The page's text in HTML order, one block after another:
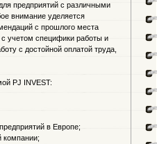
предприятий с различными
внимание уделяется
с прошлого места
учетом специфики работы и
с достойной оплатой труда,
PJ INVEST:
в Европе;
компании;